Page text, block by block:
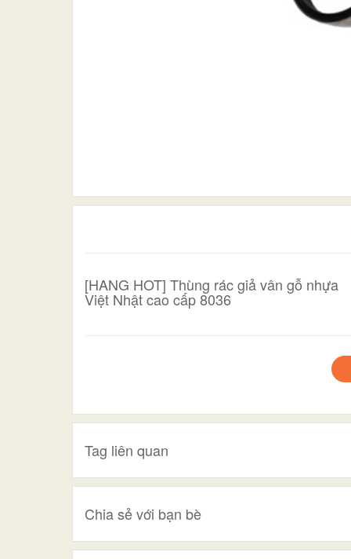
[HANG HOT] Thùng rác giả vân gỗ nhựa
Việt Nhật cao cấp 8036
Tag liên quan
Chia sẻ với bạn bè